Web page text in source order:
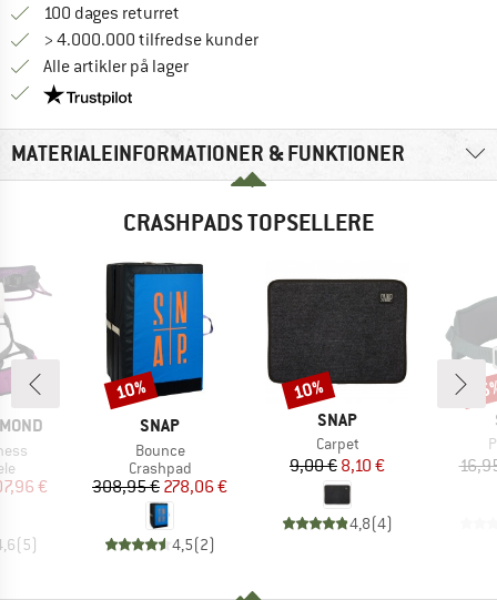
100 dages returret
> 4.000.000 tilfredse kunder
Alle artikler på lager
Vi er Trustpilot-certificeret - oplysningerne får du
MATERIALEINFORMATIONER & FUNKTIONER
CRASHPADS TOPSELLERE
pris
€
(5)
MÆRKE
SNAP
Artikel
Bounce
Produktgruppe
Crashpad
Pris
308,95 €Nedsat pris
278,06 €
4,5(2)
Rabat
10%
MÆRKE
SNAP
Artikel
Carpet
Pris
9,00 €Nedsat pris
8,10 €
4,8(4)
Rabat
10%